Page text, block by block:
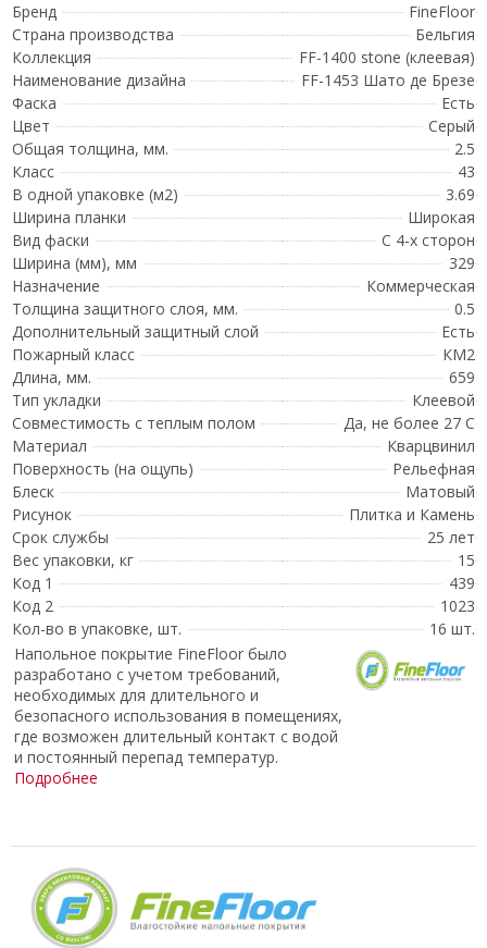
Бренд
FineFloor
Страна производства
Бельгия
Коллекция
FF-1400 stone (клеевая)
Наименование дизайна
FF-1453 Шато де Брезе
Фаска
Есть
Цвет
Серый
Общая толщина, мм.
2.5
Класс
43
В одной упаковке (м2)
3.69
Ширина планки
Широкая
Вид фаски
С 4-х сторон
Ширина (мм), мм
329
Назначение
Коммерческая
Толщина защитного слоя, мм.
0.5
Дополнительный защитный слой
Есть
Пожарный класс
КМ2
Длина, мм.
659
Тип укладки
Клеевой
Совместимость с теплым полом
Да, не более 27 С
Материал
Кварцвинил
Поверхность (на ощупь)
Рельефная
Блеск
Матовый
Рисунок
Плитка и Камень
Срок службы
25 лет
Вес упаковки, кг
15
Код 1
439
Код 2
1023
Кол-во в упаковке, шт.
16 шт.
Напольное покрытие FineFloor было
разработано с учетом требований,
необходимых для длительного и
безопасного использования в помещениях,
где возможен длительный контакт с водой
и постоянный перепад температур.
Подробнее